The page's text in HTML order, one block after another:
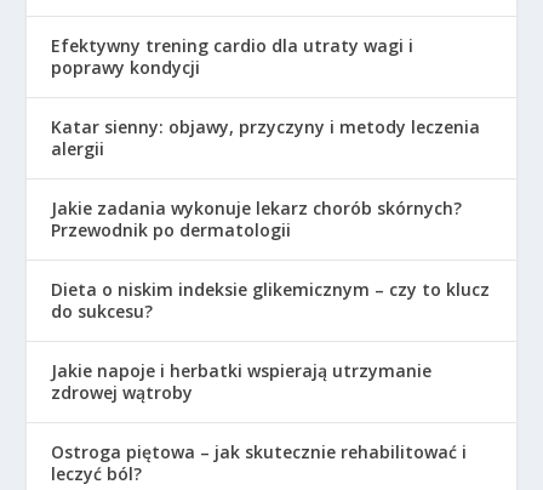
Efektywny trening cardio dla utraty wagi i
poprawy kondycji
Katar sienny: objawy, przyczyny i metody leczenia
alergii
Jakie zadania wykonuje lekarz chorób skórnych?
Przewodnik po dermatologii
Dieta o niskim indeksie glikemicznym – czy to klucz
do sukcesu?
Jakie napoje i herbatki wspierają utrzymanie
zdrowej wątroby
Ostroga piętowa – jak skutecznie rehabilitować i
leczyć ból?